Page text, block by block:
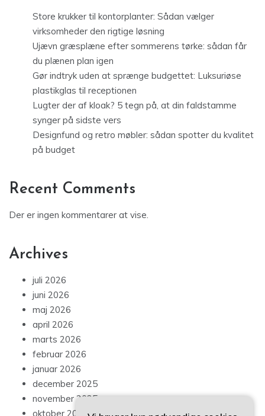
Store krukker til kontorplanter: Sådan vælger
virksomheder den rigtige løsning
Ujævn græsplæne efter sommerens tørke: sådan får
du plænen plan igen
Gør indtryk uden at sprænge budgettet: Luksuriøse
plastikglas til receptionen
Lugter der af kloak? 5 tegn på, at din faldstamme
synger på sidste vers
Designfund og retro møbler: sådan spotter du kvalitet
på budget
Recent Comments
Der er ingen kommentarer at vise.
Archives
juli 2026
juni 2026
maj 2026
april 2026
marts 2026
februar 2026
januar 2026
december 2025
november 2025
oktober 2025